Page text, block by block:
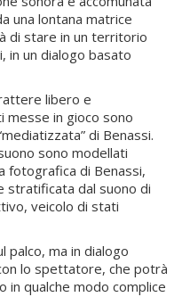
una lontana matrice
di stare in un territorio
in un dialogo basato
libero e
in gioco sono
di Benassi.
sono modellati
fotografica di Benassi,
stratificata dal suono di
veicolo di stati
palco, ma in dialogo
lo spettatore, che potrà
in qualche modo complice